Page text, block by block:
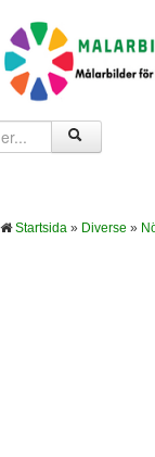
Startsida » Diverse »